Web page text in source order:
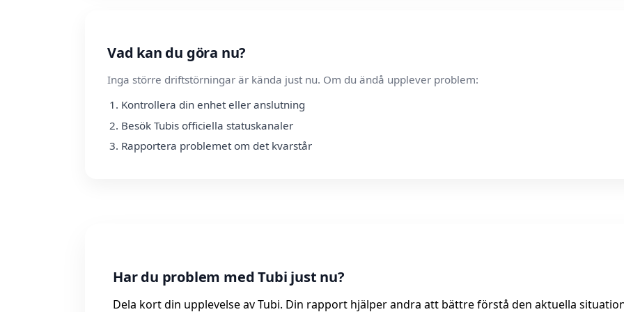
Vad kan du göra nu?
Inga större driftstörningar är kända just nu. Om du ändå upplever problem:
Kontrollera din enhet eller anslutning
Besök Tubis officiella statuskanaler
Rapportera problemet om det kvarstår
Har du problem med Tubi just nu?
Dela kort din upplevelse av Tubi. Din rapport hjälper andra att bättre förstå den aktuella